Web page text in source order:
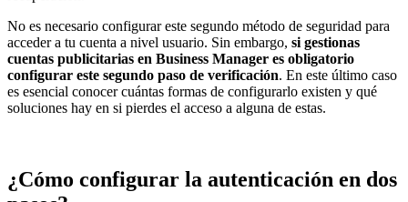
No es necesario configurar este segundo método de seguridad para
acceder a tu cuenta a nivel usuario. Sin embargo, si gestionas
cuentas publicitarias en Business Manager es obligatorio
configurar este segundo paso de verificación. En este último caso
es esencial conocer cuántas formas de configurarlo existen y qué
soluciones hay en si pierdes el acceso a alguna de estas.
¿Cómo configurar la autenticación en dos